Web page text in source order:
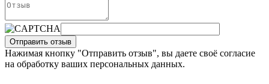
Отправить отзыв
Нажимая кнопку "Отправить отзыв", вы даете своё согласие
на обработку ваших персональных данных.